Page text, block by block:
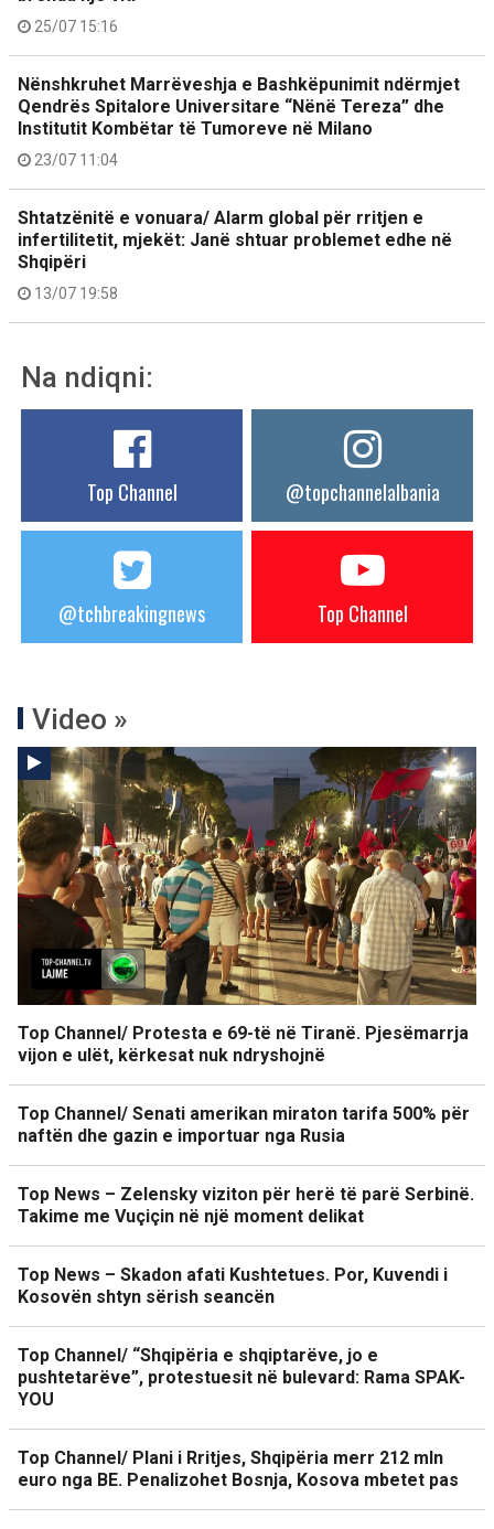
25/07 15:16
Nënshkruhet Marrëveshja e Bashkëpunimit ndërmjet
Qendrës Spitalore Universitare “Nënë Tereza” dhe
Institutit Kombëtar të Tumoreve në Milano
23/07 11:04
Shtatzënitë e vonuara/ Alarm global për rritjen e
infertilitetit, mjekët: Janë shtuar problemet edhe në
Shqipëri
13/07 19:58
Na ndiqni:
Top Channel @topchannelalbania
@tchbreakingnews Top Channel
Video »
Top Channel/ Protesta e 69-të në Tiranë. Pjesëmarrja
vijon e ulët, kërkesat nuk ndryshojnë
Top Channel/ Senati amerikan miraton tarifa 500% për
naftën dhe gazin e importuar nga Rusia
Top News – Zelensky viziton për herë të parë Serbinë.
Takime me Vuçiçin në një moment delikat
Top News – Skadon afati Kushtetues. Por, Kuvendi i
Kosovën shtyn sërish seancën
Top Channel/ “Shqipëria e shqiptarëve, jo e
pushtetarëve”, protestuesit në bulevard: Rama SPAK-
YOU
Top Channel/ Plani i Rritjes, Shqipëria merr 212 mln
euro nga BE. Penalizohet Bosnja, Kosova mbetet pas